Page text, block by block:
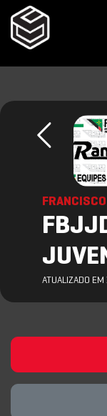
ATUALIZADO